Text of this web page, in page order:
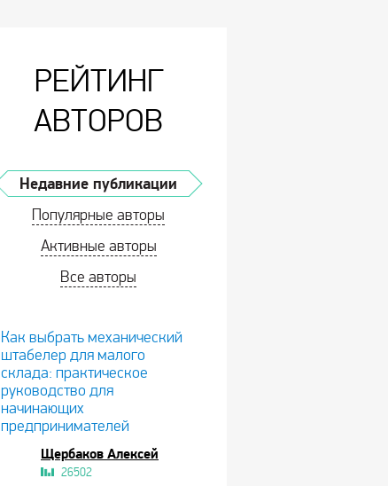
РЕЙТИНГ
АВТОРОВ
Недавние публикации
Популярные авторы
Активные авторы
Все авторы
Как выбрать механический
штабелер для малого
склада: практическое
руководство для
начинающих
предпринимателей
Щербаков Алексей
26502